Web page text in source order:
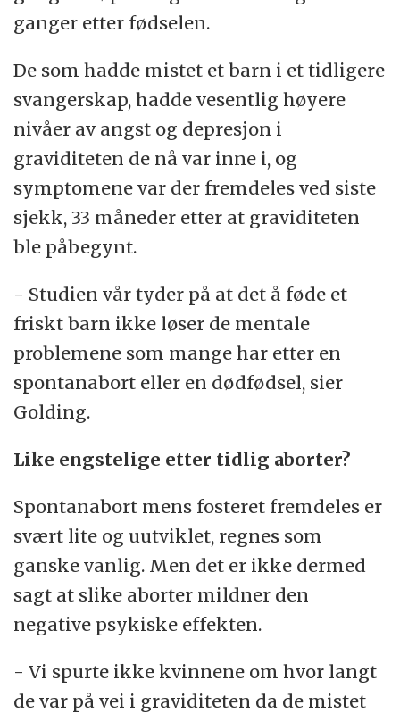
ganger etter fødselen.
De som hadde mistet et barn i et tidligere
svangerskap, hadde vesentlig høyere
nivåer av angst og depresjon i
graviditeten de nå var inne i, og
symptomene var der fremdeles ved siste
sjekk, 33 måneder etter at graviditeten
ble påbegynt.
- Studien vår tyder på at det å føde et
friskt barn ikke løser de mentale
problemene som mange har etter en
spontanabort eller en dødfødsel, sier
Golding.
Like engstelige etter tidlig aborter?
Spontanabort mens fosteret fremdeles er
svært lite og uutviklet, regnes som
ganske vanlig. Men det er ikke dermed
sagt at slike aborter mildner den
negative psykiske effekten.
- Vi spurte ikke kvinnene om hvor langt
de var på vei i graviditeten da de mistet